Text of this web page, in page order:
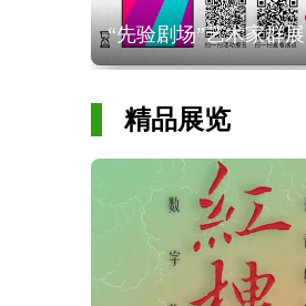
“先验剧场”艺术家群展
精品展览